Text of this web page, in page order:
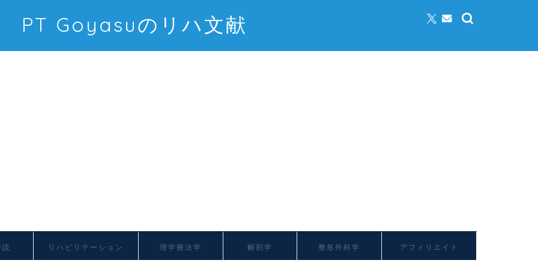
PT Goyasuのリハ文献
読 リハビリテーション 理学療法学 解剖学 整形外科学 アフィリエイト